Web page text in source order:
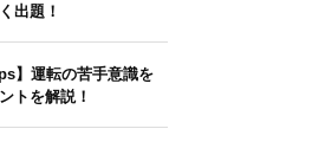
出題！
】運転の苦手意識を
トを解説！